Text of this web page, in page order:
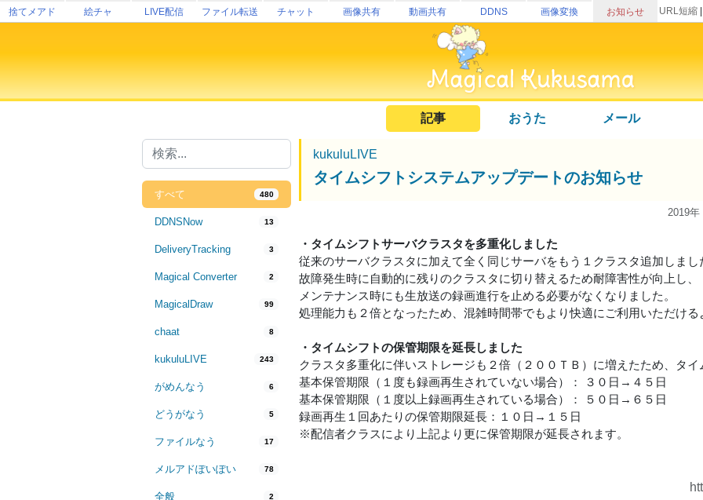
捨てメアド 絵チャ LIVE配信 ファイル転送 チャット 画像共有 動画共有 DDNS 画像変換 お知らせ URL短縮
記事 おうた メール
すべて 480
DDNSNow 13
DeliveryTracking 3
Magical Converter 2
MagicalDraw 99
chaat 8
kukuluLIVE 243
がめんなう 6
どうがなう 5
ファイルなう 17
メルアドぽいぽい 78
全般 2
kukuluLIVE
タイムシフトシステムアップデートのお知らせ
2019年
・タイムシフトサーバクラスタを多重化しました
従来のサーバクラスタに加えて全く同じサーバをもう１クラスタ追加しまし
故障発生時に自動的に残りのクラスタに切り替えるため耐障害性が向上し、
メンテナンス時にも生放送の録画進行を止める必要がなくなりました。
処理能力も２倍となったため、混雑時間帯でもより快適にご利用いただけ
・タイムシフトの保管期限を延長しました
クラスタ多重化に伴いストレージも２倍（２００ＴＢ）に増えたため、タ
基本保管期限（１度も録画再生されていない場合）： ３０日→４５日
基本保管期限（１度以上録画再生されている場合）： ５０日→６５日
録画再生１回あたりの保管期限延長：１０日→１５日
※配信者クラスにより上記より更に保管期限が延長されます。